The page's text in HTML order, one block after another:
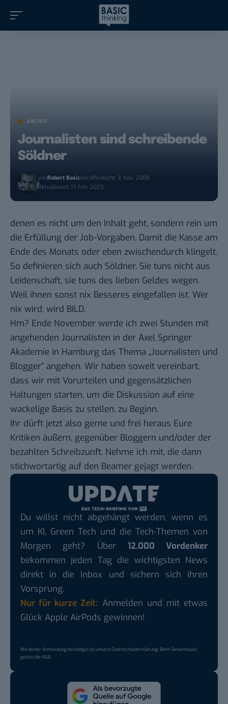
ARCHIV
Journalisten sind schreibende
Söldner
vonRobert BasicVeröffentlicht: 3. Nov. 2008
Aktualisiert: 17. Feb. 2025
denen es nicht um den Inhalt geht, sondern rein um
die Erfüllung der Job-Vorgaben. Damit die Kasse am
Ende des Monats oder eben zwischendurch klingelt.
So definieren sich auch Söldner. Sie tuns nicht aus
Leidenschaft, sie tuns des lieben Geldes wegen.
Weil ihnen sonst nix Besseres eingefallen ist. Wer
nix wird, wird BILD.
Hm? Ende November werde ich zwei Stunden mit
angehenden Journalisten in der Axel Springer
Akademie in Hamburg das Thema „Journalisten und
Blogger“ angehen. Wir haben soweit vereinbart,
dass wir mit Vorurteilen und gegensätzlichen
Haltungen starten, um die Diskussion auf eine
wackelige Basis zu stellen, zu Beginn.
Ihr dürft jetzt also gerne und frei heraus Eure
Kritiken äußern, gegenüber Bloggern und/oder der
bezahlten Schreibzunft. Nehme ich mit, die dann
stichwortartig auf den Beamer gejagt werden.
Du willst nicht abgehängt werden, wenn es
um KI, Green Tech und die Tech-Themen von
Morgen geht? Über 12.000 Vordenker
bekommen jeden Tag die wichtigsten News
direkt in die Inbox und sichern sich ihren
Vorsprung.
Nur für kurze Zeit: Anmelden und mit etwas
Glück Apple AirPods gewinnen!
Mit deiner Anmeldung bestätigst du unsereDatenschutzerklärung. Beim Gewinnspiel
gelten dieAGB.